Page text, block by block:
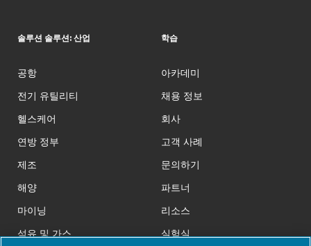
솔루션 솔루션: 산업
공항
전기 유틸리티
헬스케어
연방 정부
제조
해양
마이닝
석유 및 가스
학습
아카데미
채용 정보
회사
고객 사례
문의하기
파트너
리소스
실험실